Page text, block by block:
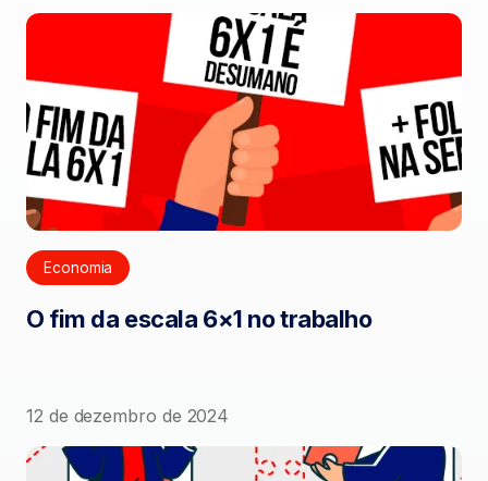
Economia
O fim da escala 6×1 no trabalho
12 de dezembro de 2024